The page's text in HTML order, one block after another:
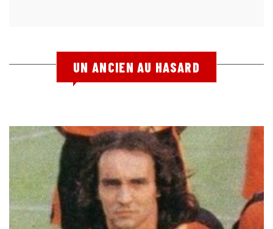
UN ANCIEN AU HASARD